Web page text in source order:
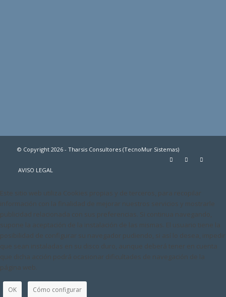
© Copyright 2026 - Tharsis Consultores (TecnoMur Sistemas)
AVISO LEGAL
Este sitio web utiliza Cookies propias y de terceros, para recopilar
información con la finalidad de mejorar nuestros servicios y mostrarle
publicidad relacionada con sus preferencias. Si continua navegando,
supone la aceptación de la instalación de las mismas. El usuario tiene la
posibilidad de configurar su navegador pudiendo, si así lo desea, impedir
que sean instaladas en su disco duro, aunque deberá tener en cuenta
que dicha acción podrá ocasionar dificultades de navegación de la
página web.
OK Cómo configurar